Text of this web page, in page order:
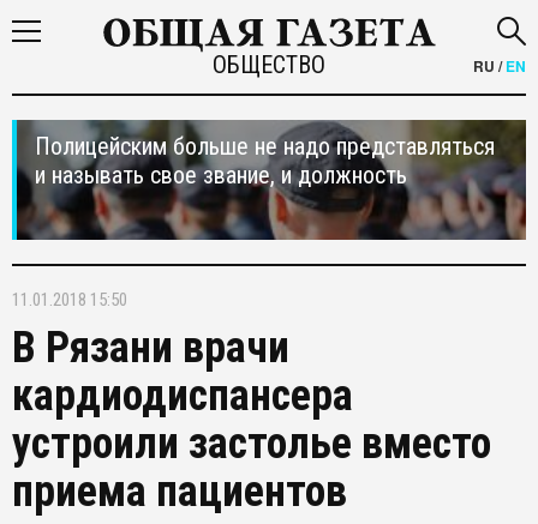
ОБЩЕСТВО RU /EN
Полицейским больше не надо представляться
и называть свое звание, и должность
11.01.2018 15:50
В Рязани врачи
кардиодиспансера
устроили застолье вместо
приема пациентов